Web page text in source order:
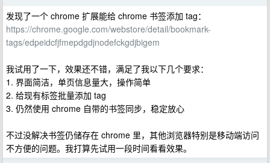
发现了一个 chrome 扩展能给 chrome 书签添加 tag：
https://chrome.google.com/webstore/detail/bookmark-
tags/edpeidcfjfmepdgdjnodefckgdjbigem
我试用了一下，效果还不错，满足了我以下几个要求：
1. 界面简洁，单页信息量大，操作简单
2. 给现有标签批量添加 tag
3. 仍然使用 chrome 自带的书签同步，稳定放心
不过没解决书签仍储存在 chrome 里，其他浏览器特别是移动端访问
不方便的问题。我打算先试用一段时间看看效果。